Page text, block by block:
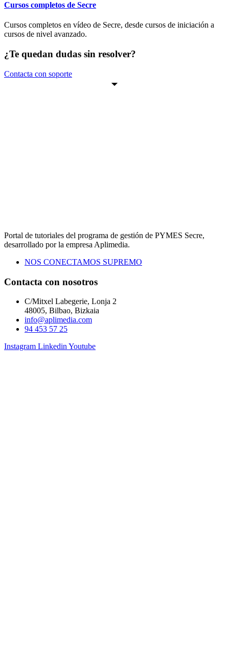
Cursos completos de Secre
Cursos completos en vídeo de Secre, desde cursos de iniciación a
cursos de nivel avanzado.
¿Te quedan dudas sin resolver?
Contacta con soporte
Portal de tutoriales del programa de gestión de PYMES Secre,
desarrollado por la empresa Aplimedia.
NOS CONECTAMOS SUPREMO
Contacta con nosotros
C/Mitxel Labegerie, Lonja 2
48005, Bilbao, Bizkaia
info@aplimedia.com
94 453 57 25
Instagram Linkedin Youtube